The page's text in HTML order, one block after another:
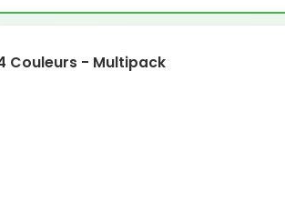
Couleurs - Multipack